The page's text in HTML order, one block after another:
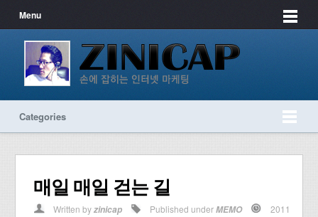
Menu
Categories
매일 매일 걷는 길
Written byzinicap Published underMEMO
2011